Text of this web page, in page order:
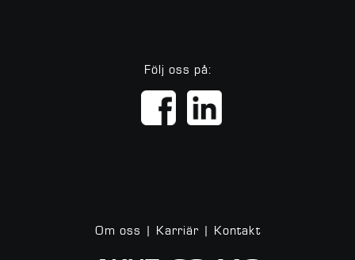
Följ oss på:
Om oss Karriär| Kontakt